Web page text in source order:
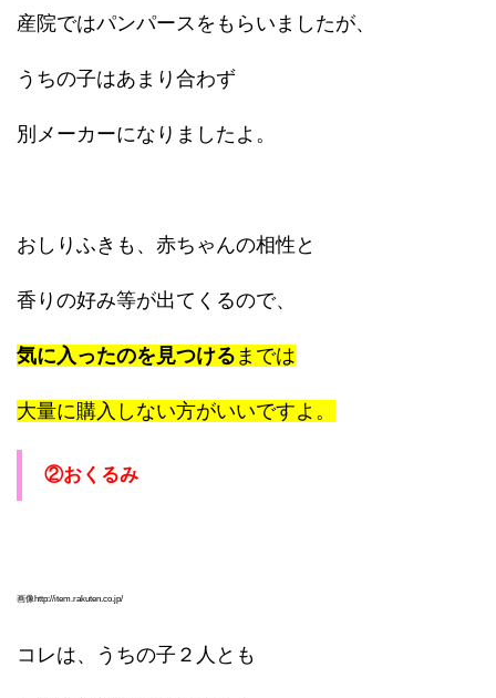
産院ではパンパースをもらいましたが、
うちの子はあまり合わず
別メーカーになりましたよ。
おしりふきも、赤ちゃんの相性と
香りの好み等が出てくるので、
気に入ったのを見つける までは
大量に購入しない方がいいですよ。
②おくるみ
画像http://item.rakuten.co.jp/
コレは、うちの子２人とも